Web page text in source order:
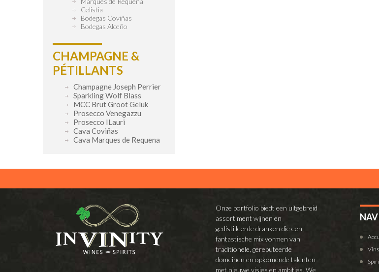
Celistia
Bodegas Coviñas
Bodegas Alceño
CHAMPAGNE &
PÉTILLANTS
Champagne Joseph Perrier
Sparkling Wolf Blass
MCC Brut Groot Geluk
Prosecco Venegazzu
Prosecco ILauri
Cava Coviñas
Cava Marques de Requena
Onze portfolio biedt een uitgebreid
assortiment wijnen en
gedistilleerde dranken die een
fantastische mix vormen van
traditionele, gereputeerde
domeinen en opkomende talenten
met nieuwe visies en ambities. We
Vins